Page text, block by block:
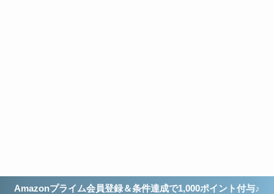
Amazonプライム会員登録＆条件達成で1,000ポイント付与♪